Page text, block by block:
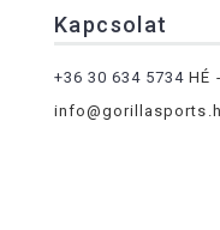
Kapcsolat
+36 30 634 5734 HÉ